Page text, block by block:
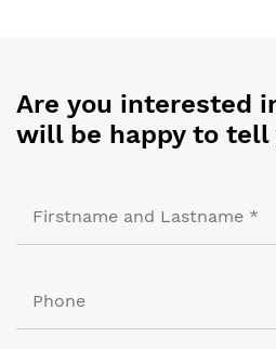
Are you interested
will be happy to tell